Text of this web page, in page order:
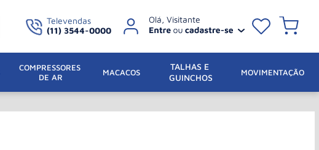
Televendas
(11) 3544-0000
COMPRESSORES
DE AR
MACACOS
TALHAS E
GUINCHOS
MOVIMENTAÇÃO